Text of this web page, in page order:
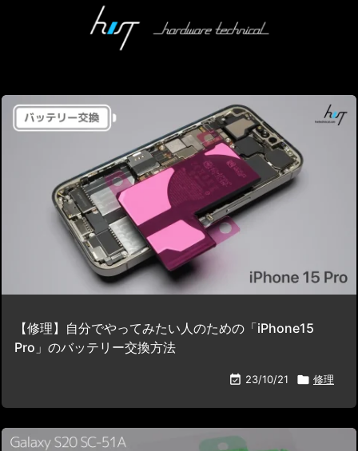
【修理】自分でやってみたい人のための「iPhone15
Pro」のバッテリー交換方法
 23/10/21  修理